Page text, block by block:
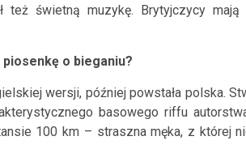
też świetną muzykę. Brytyjczycy
o bieganiu?
wersji, później powstała polska.
basowego riffu
100 km – straszna męka, z której